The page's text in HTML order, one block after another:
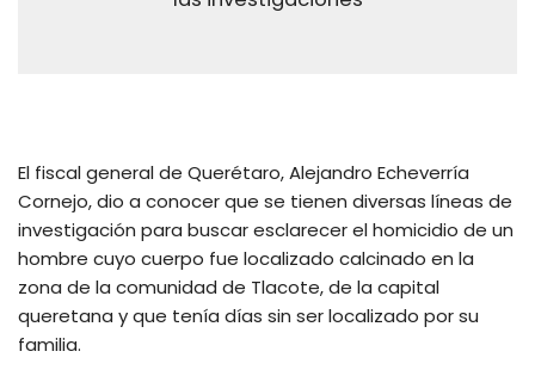
El fiscal general de Querétaro, Alejandro Echeverría
Cornejo, dio a conocer que se tienen diversas líneas de
investigación para buscar esclarecer el homicidio de un
hombre cuyo cuerpo fue localizado calcinado en la
zona de la comunidad de Tlacote, de la capital
queretana y que tenía días sin ser localizado por su
familia.